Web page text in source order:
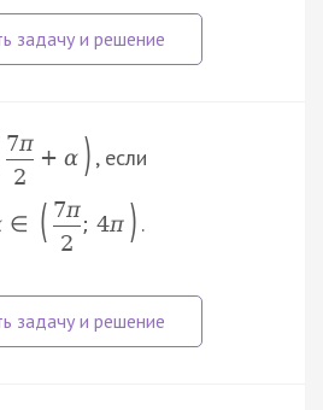
7π
2
+ α ) , если
∈ ( 7π
2
; 4π ) .